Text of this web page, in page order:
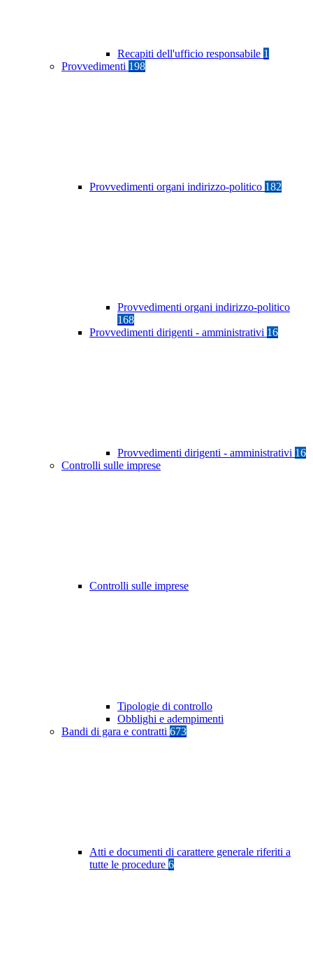
Recapiti dell'ufficio responsabile 1
Provvedimenti 198
Provvedimenti organi indirizzo-politico 182
Provvedimenti organi indirizzo-politico
168
Provvedimenti dirigenti - amministrativi 16
Provvedimenti dirigenti - amministrativi 16
Controlli sulle imprese
Controlli sulle imprese
Tipologie di controllo
Obblighi e adempimenti
Bandi di gara e contratti 673
Atti e documenti di carattere generale riferiti a
tutte le procedure 6